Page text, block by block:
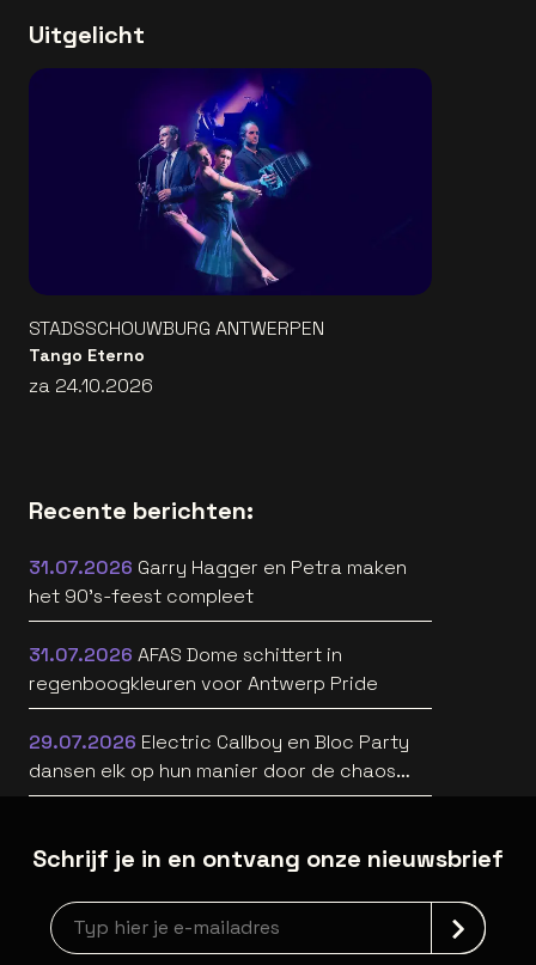
Uitgelicht
STADSSCHOUWBURG ANTWERPEN
Tango Eterno
za 24.10.2026
Recente berichten:
31.07.2026 Garry Hagger en Petra maken
het 90’s-feest compleet
31.07.2026 AFAS Dome schittert in
regenboogkleuren voor Antwerp Pride
29.07.2026 Electric Callboy en Bloc Party
dansen elk op hun manier door de chaos
[nieuwe muziek]
Schrijf je in en ontvang onze nieuwsbrief
Nieuwsbrief aanmelding